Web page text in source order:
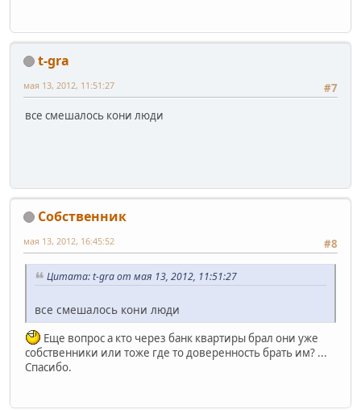
t-gra
#7
мая 13, 2012, 11:51:27
все смешалось кони люди
Собственник
#8
мая 13, 2012, 16:45:52
Цитата: t-gra от мая 13, 2012, 11:51:27
все смешалось кони люди
Еще вопрос а кто через банк квартиры брал они уже
собственники или тоже где то доверенность брать им? ...
Спасибо.